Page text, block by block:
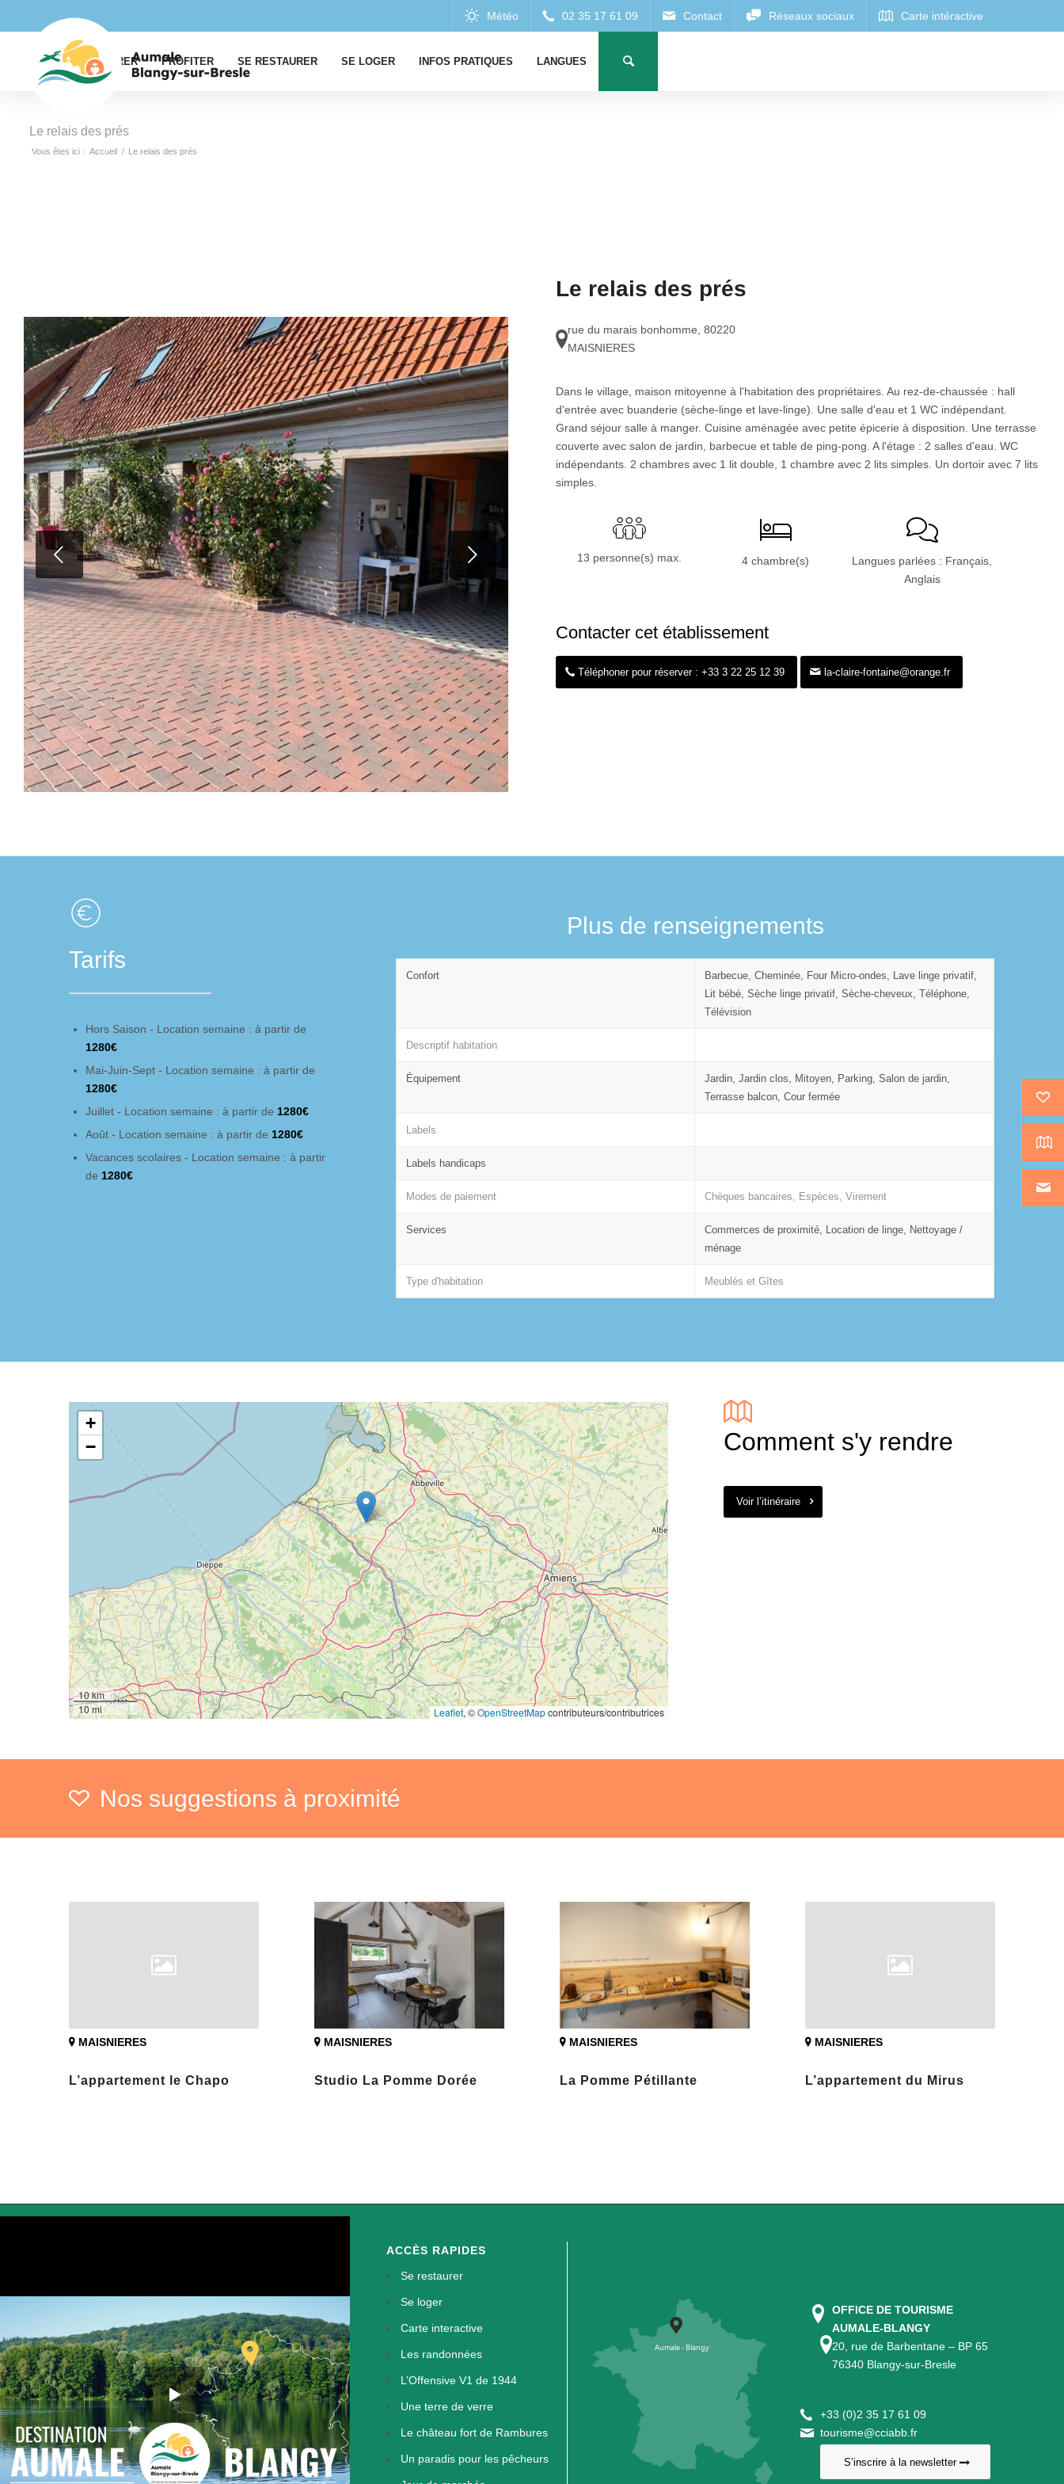
EXPLORER PROFITER SE RESTAURER SE LOGER INFOS PRATIQUES LANGUES
Le relais des prés
Vous êtes ici : Accueil / Le relais des prés
Suivant
Le relais des prés
rue du marais bonhomme 80220
MAISNIERES
Dans le village, maison mitoyenne à l'habitation des propriétaires. Au rez-de-chaussée : hall
d'entrée avec buanderie (sèche-linge et lave-linge). Une salle d'eau et 1 WC indépendant.
Grand séjour salle à manger. Cuisine aménagée avec petite épicerie à disposition. Une terrasse
couverte avec salon de jardin, barbecue et table de ping-pong. A l'étage : 2 salles d'eau. WC
indépendants. 2 chambres avec 1 lit double, 1 chambre avec 2 lits simples. Un dortoir avec 7 lits
simples.
13 personne(s) max. 4 chambre(s)
Langues parlées : Français,
Anglais
Contacter cet établissement
Téléphoner pour réserver : +33 3 22 25 12 39 la-claire-fontaine@orange.fr
Tarifs
Hors Saison - Location semaine : à partir de
1280€
Mai-Juin-Sept - Location semaine : à partir de
1280€
Juillet - Location semaine : à partir de 1280€
Août - Location semaine : à partir de 1280€
Vacances scolaires - Location semaine : à partir
de 1280€
Plus de renseignements
Confort
Barbecue, Cheminée, Four Micro-ondes, Lave linge privatif,
Lit bébé, Sèche linge privatif, Sèche-cheveux, Téléphone,
Télévision
Descriptif habitation
Équipement
Jardin, Jardin clos, Mitoyen, Parking, Salon de jardin,
Terrasse balcon, Cour fermée
Labels
Labels handicaps
Modes de paiement Chèques bancaires, Espèces, Virement
Services
Commerces de proximité, Location de linge, Nettoyage /
ménage
Type d'habitation Meublés et Gîtes
+
−
10 km
10 mi
Leaflet, ©OpenStreetMapcontributeurs/contributrices
Comment s'y rendre
Voir l’itinéraire
Nos suggestions à proximité
MAISNIERES
L’appartement le Chapo
MAISNIERES
Studio La Pomme Dorée
MAISNIERES
La Pomme Pétillante
MAISNIERES
L’appartement du Mirus
ACCÈS RAPIDES
Se restaurer
Se loger
Carte interactive
Les randonnées
L’Offensive V1 de 1944
Une terre de verre
Le château fort de Rambures
Un paradis pour les pêcheurs
OFFICE DE TOURISME
AUMALE-BLANGY
20, rue de Barbentane – BP 65
76340 Blangy-sur-Bresle
+33 (0)2 35 17 61 09
tourisme@cciabb.fr
S’inscrire à la newsletter